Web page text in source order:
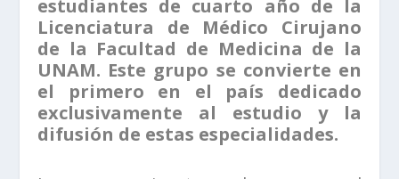
estudiantes de cuarto año de la
Licenciatura de Médico Cirujano
de la Facultad de Medicina de la
UNAM. Este grupo se convierte en
el primero en el país dedicado
exclusivamente al estudio y la
difusión de estas especialidades.